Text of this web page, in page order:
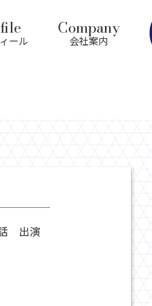
ール
Company
会社案内
話 出演